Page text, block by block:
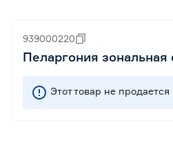
939000220
Пеларгония зональная
Этот товар не